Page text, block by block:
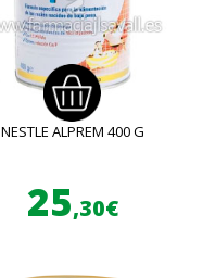
NESTLE ALPREM 400 G
25,30€